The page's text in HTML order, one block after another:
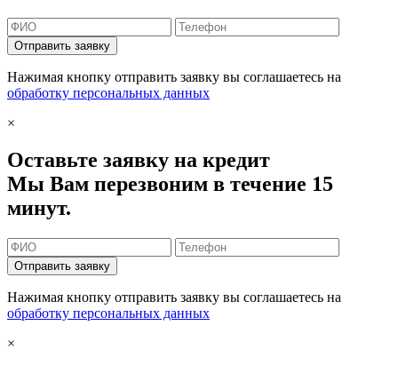
Отправить заявку
Нажимая кнопку отправить заявку вы соглашаетесь на
обработку персональных данных
×
Оставьте заявку на кредит
Мы Вам перезвоним в течение 15
минут.
Отправить заявку
Нажимая кнопку отправить заявку вы соглашаетесь на
обработку персональных данных
×